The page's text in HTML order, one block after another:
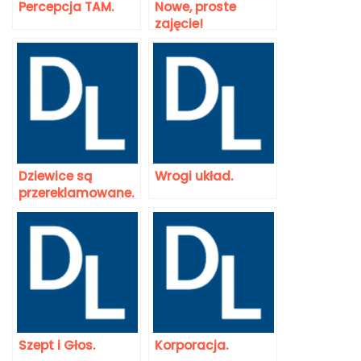
Percepcja TAM.
Nowe, proste
zajęcie!
Dziewice są
przereklamowane.
Wrogi układ.
Szept i Głos. Korporacja.